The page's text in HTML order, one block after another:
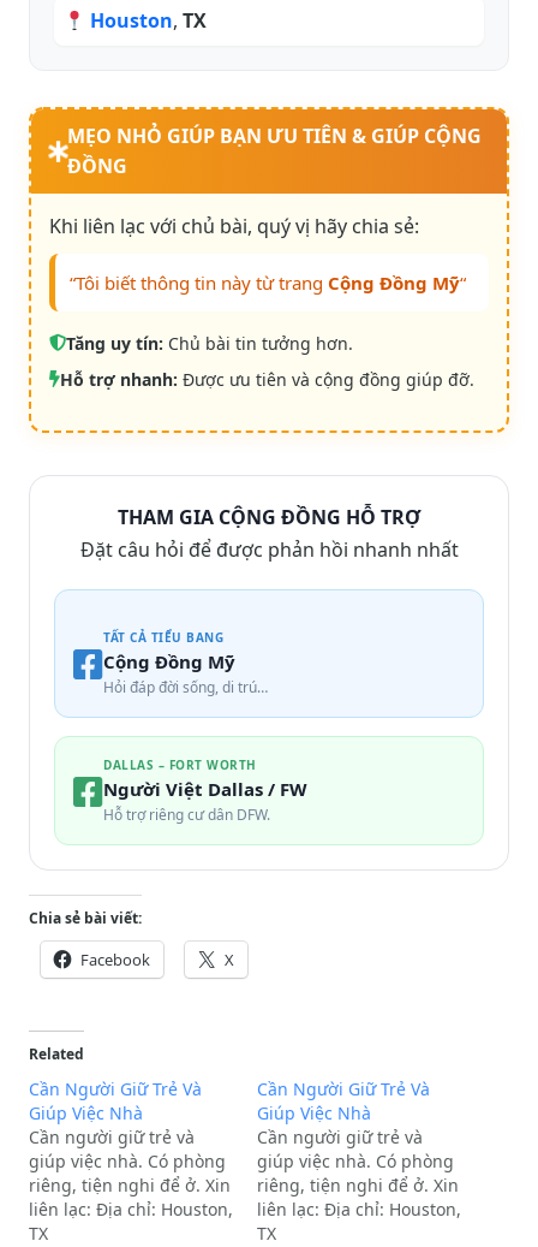
Houston,TX
MẸO NHỎ GIÚP BẠN ƯU TIÊN & GIÚP CỘNG
ĐỒNG
Khi liên lạc với chủ bài, quý vị hãy chia sẻ:
“Tôi biết thông tin này từ trang Cộng Đồng Mỹ“
Tăng uy tín: Chủ bài tin tưởng hơn.
Hỗ trợ nhanh: Được ưu tiên và cộng đồng giúp đỡ.
THAM GIA CỘNG ĐỒNG HỖ TRỢ
Đặt câu hỏi để được phản hồi nhanh nhất
TẤT CẢ TIỂU BANG
Cộng Đồng Mỹ
Hỏi đáp đời sống, di trú…
DALLAS – FORT WORTH
Người Việt Dallas / FW
Hỗ trợ riêng cư dân DFW.
Chia sẻ bài viết:
Facebook X
Related
Cần Người Giữ Trẻ Và
Giúp Việc Nhà
Cần người giữ trẻ và
giúp việc nhà. Có phòng
riêng, tiện nghi để ở. Xin
liên lạc: Địa chỉ: Houston,
TX
Cần Người Giữ Trẻ Và
Giúp Việc Nhà
Cần người giữ trẻ và
giúp việc nhà. Có phòng
riêng, tiện nghi để ở. Xin
liên lạc: Địa chỉ: Houston,
TX